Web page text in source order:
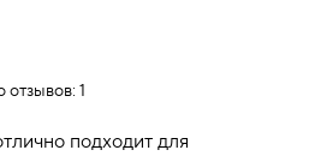
отзывов: 1
подходит для